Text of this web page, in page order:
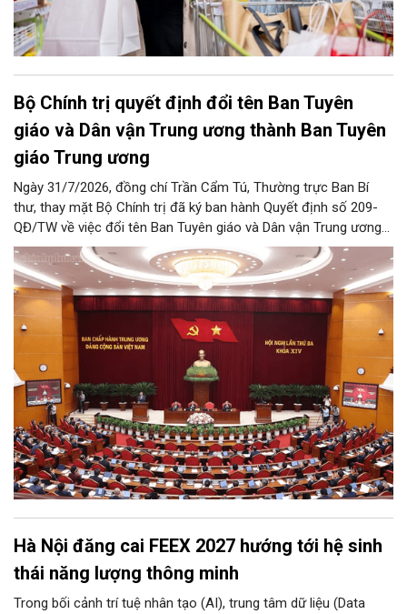
Bộ Chính trị quyết định đổi tên Ban Tuyên
giáo và Dân vận Trung ương thành Ban Tuyên
giáo Trung ương
Ngày 31/7/2026, đồng chí Trần Cẩm Tú, Thường trực Ban Bí
thư, thay mặt Bộ Chính trị đã ký ban hành Quyết định số 209-
QĐ/TW về việc đổi tên Ban Tuyên giáo và Dân vận Trung ương
thành Ban Tuyên giáo Trung ương.
Hà Nội đăng cai FEEX 2027 hướng tới hệ sinh
thái năng lượng thông minh
Trong bối cảnh trí tuệ nhân tạo (AI), trung tâm dữ liệu (Data